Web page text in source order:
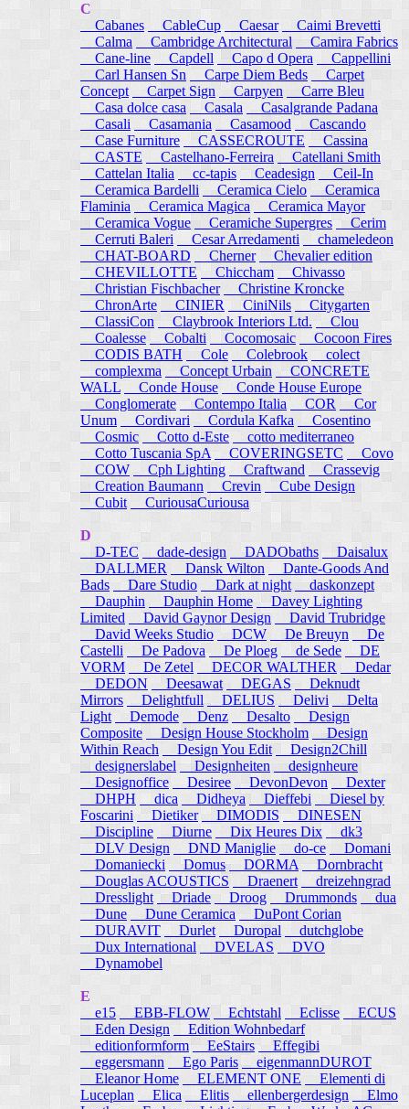
C
Cabanes
CableCup Caesar
Caimi Brevetti
Calma
Cambridge Architectural
Camira Fabrics
Cane-line
Capdell Capo d Opera
Cappellini
Carl Hansen Sn
Carpe Diem Beds
Carpet
Concept
Carpet Sign Carpyen
Carre Bleu
Casa dolce casa
Casala
Casalgrande Padana
Casali
Casamania Casamood
Cascando
Case Furniture
CASSECROUTE
Cassina
CASTE
Castelhano-Ferreira
Catellani Smith
Cattelan Italia
cc-tapis Ceadesign
Ceil-In
Ceramica Bardelli
Ceramica Cielo
Ceramica
Flaminia
Ceramica Magica
Ceramica Mayor
Ceramica Vogue
Ceramiche Supergres Cerim
Cerruti Baleri
Cesar Arredamenti
chameledeon
CHAT-BOARD
Cherner
Chevalier edition
CHEVILLOTTE
Chiccham
Chivasso
Christian Fischbacher
Christine Kroncke
ChronArte
CINIER CiniNils
Citygarten
ClassiCon
Claybrook Interiors Ltd.
Clou
Coalesse
Cobalti Cocomosaic
Cocoon Fires
CODIS BATH
Cole Colebrook
colect
complexma
Concept Urbain
CONCRETE
WALL
Conde House
Conde House Europe
Conglomerate
Contempo Italia COR
Cor
Unum
Cordivari Cordula Kafka
Cosentino
Cosmic
Cotto d-Este
cotto mediterraneo
Cotto Tuscania SpA
COVERINGSETC
Covo
COW
Cph Lighting Craftwand
Crassevig
Creation Baumann
Crevin
Cube Design
Cubit
CuriousaCuriousa
D
D-TEC
dade-design DADObaths
Daisalux
DALLMER
Dansk Wilton
Dante-Goods And
Bads
Dare Studio Dark at night
daskonzept
Dauphin
Dauphin Home
Davey Lighting
Limited
David Gaynor Design
David Trubridge
David Weeks Studio
DCW De Breuyn
De
Castelli
De Padova De Ploeg de Sede
DE
VORM
De Zetel DECOR WALTHER
Dedar
DEDON
Deesawat DEGAS
Deknudt
Mirrors
Delightfull DELIUS Delivi
Delta
Light
Demode Denz Desalto
Design
Composite
Design House Stockholm
Design
Within Reach
Design You Edit
Design2Chill
designerslabel
Designheiten
designheure
Designoffice
Desiree DevonDevon
Dexter
DHPH
dica Didheya Dieffebi
Diesel by
Foscarini
Dietiker DIMODIS
DINESEN
Discipline
Diurne Dix Heures Dix
dk3
DLV Design
DND Maniglie do-ce
Domani
Domaniecki
Domus DORMA
Dornbracht
Douglas ACOUSTICS
Draenert
dreizehngrad
Dresslight Driade Droog Drummonds
dua
Dune
Dune Ceramica
DuPont Corian
DURAVIT
Durlet Duropal
dutchglobe
Dux International
DVELAS
DVO
Dynamobel
E
e15 EBB-FLOW Echtstahl Eclisse
ECUS
Eden Design
Edition Wohnbedarf
editionformform
EeStairs
Effegibi
eggersmann
Ego Paris
eigenmannDUROT
Eleanor Home
ELEMENT ONE
Elementi di
Luceplan
Elica Elitis ellenbergerdesign
Elmo